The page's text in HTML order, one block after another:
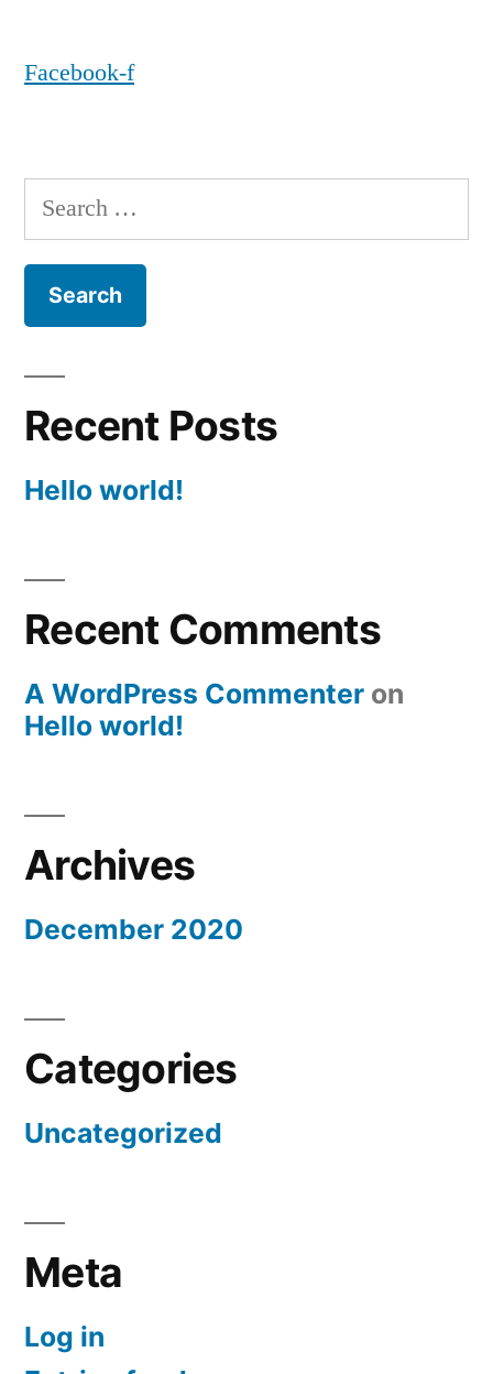
Facebook-f
Search
for:
Recent Posts
Hello world!
Recent Comments
A WordPress Commenter on
Hello world!
Archives
December 2020
Categories
Uncategorized
Meta
Log in